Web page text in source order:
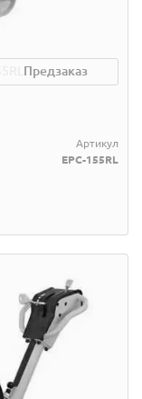
Предзаказ
Артикул
EPC-155RL